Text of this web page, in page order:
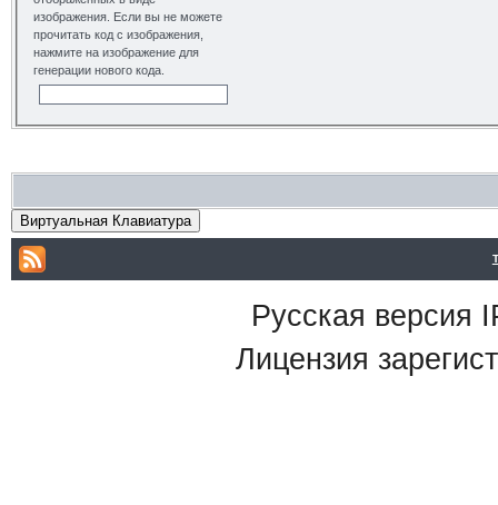
изображения. Если вы не можете
прочитать код с изображения,
нажмите на изображение для
генерации нового кода.
Виртуальная Клавиатура
Русская версия
Лицензия